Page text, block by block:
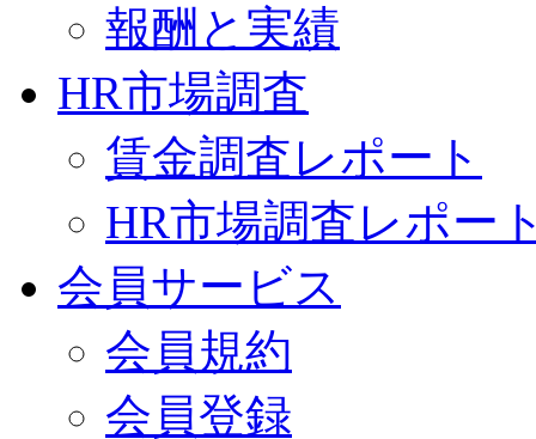
報酬と実績
HR市場調査
賃金調査レポート
HR市場調査レポー
会員サービス
会員規約
会員登録